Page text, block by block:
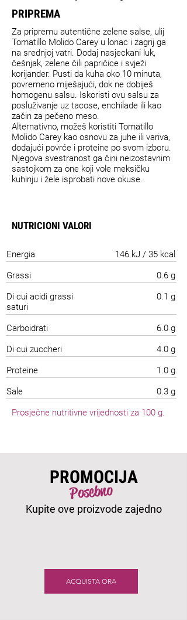
PRIPREMA
Za pripremu autentične zelene salse, ulij
Tomatillo Molido Carey u lonac i zagrij ga
na srednjoj vatri. Dodaj nasjeckani luk,
češnjak, zelene čili papričice i svježi
korijander. Pusti da kuha oko 10 minuta,
povremeno miješajući, dok ne dobiješ
homogenu salsu. Iskoristi ovu salsu za
posluživanje uz tacose, enchilade ili kao
začin za pečeno meso.
Alternativno, možeš koristiti Tomatillo
Molido Carey kao osnovu za juhe ili variva,
dodajući povrće i proteine po svom izboru.
Njegova svestranost ga čini neizostavnim
sastojkom za one koji vole meksičku
kuhinju i žele isprobati nove okuse.
NUTRICIONI VALORI
Energia
146 kJ / 35 kcal
Grassi
0.6 g
Di cui acidi grassi
saturi
0.1 g
Carboidrati
6.0 g
Di cui zuccheri
4.0 g
Proteine
1.0 g
Sale
0.3 g
Prosječne nutritivne vrijednosti za 100 g.
PROMOCIJA
Posebno
Kupite ove proizvode zajedno
ACQUISTA ORA